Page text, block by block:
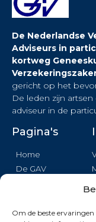
Om de beste
De Nederlandse
Adviseurs in
kortweg
gericht op het
De leden zijn
adviseur in de
Pagina's
Home
De GAV
Opleiding